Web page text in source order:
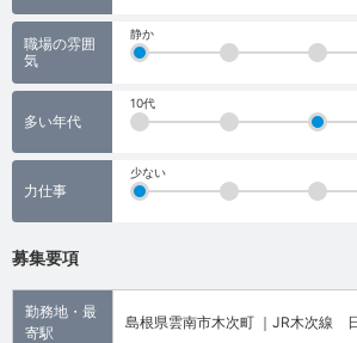
職場の雰囲
気
静か
多い年代
10代
力仕事
少ない
募集要項
勤務地・最
寄駅
島根県雲南市木次町 ｜JR木次線